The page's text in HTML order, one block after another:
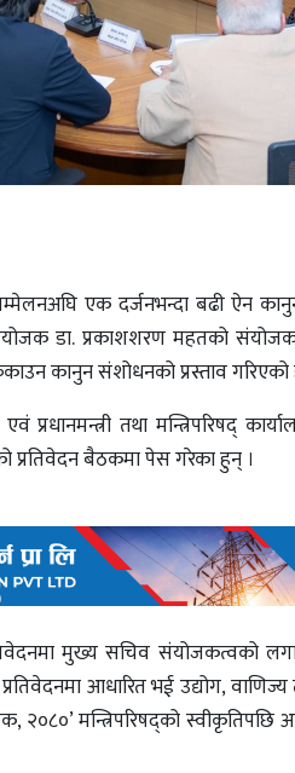
एक दर्जनभन्दा बढी ऐन
डा. प्रकाशशरण महतको
कानुन संशोधनको प्रस्ताव गरिएको
तथा मन्त्रिपरिषद्
प्रतिवेदन बैठकमा पेस गरेका हुन् ।
मुख्य सचिव संयोजकत्वको
आधारित भई उद्योग, वाणिज्य
मन्त्रिपरिषद्को स्वीकृतिपछि